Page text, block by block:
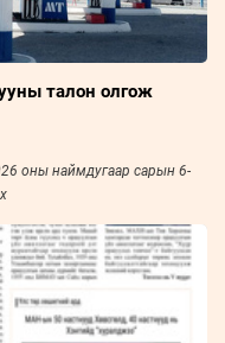
талон олгож
оны наймдугаар сарын 6-